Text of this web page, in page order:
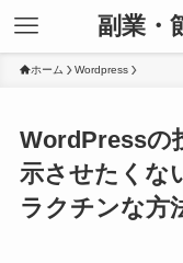
副業・
ホーム Wordpress
WordPressの
示させたくな
ラクチンな方